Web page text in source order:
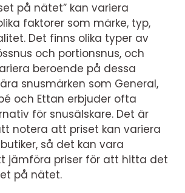
på nätet” kan variera
faktorer som märke, typ,
Det finns olika typer av
och portionsnus, och
beroende på dessa
snusmärken som General,
och Ettan erbjuder ofta
för snusälskare. Det är
notera att priset kan variera
så det kan vara
jämföra priser för att hitta det
på nätet.